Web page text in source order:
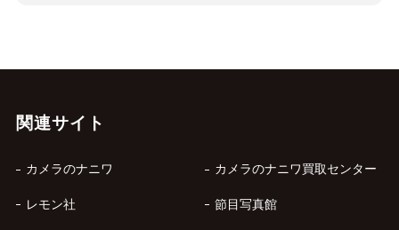
関連サイト
カメラのナニワ カメラのナニワ買取センター
レモン社 節目写真館